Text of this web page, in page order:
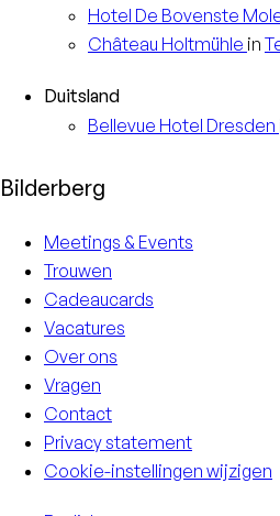
Hotel De Bovenste
Château Holtmühle in
Duitsland
Bellevue Hotel Dresden
Bilderberg
Meetings & Events
Trouwen
Cadeaucards
Vacatures
Over ons
Vragen
Contact
Privacy statement
Cookie-instellingen wijzigen